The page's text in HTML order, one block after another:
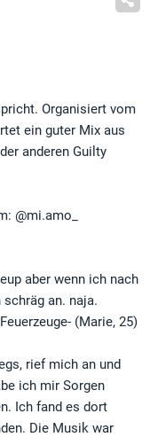
Organisiert vom
ein guter Mix aus
anderen Guilty
@mi.amo_
aber wenn ich nach
an. naja.
(Marie, 25)
rief mich an und
ich mir Sorgen
Ich fand es dort
Die Musik war